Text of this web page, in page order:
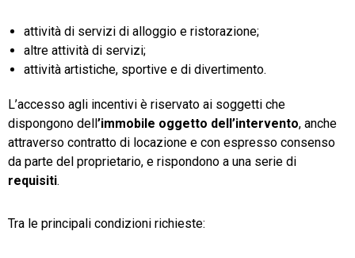
attività di servizi di alloggio e ristorazione;
altre attività di servizi;
attività artistiche, sportive e di divertimento.
L’accesso agli incentivi è riservato ai soggetti che
dispongono dell ’immobile oggetto dell’intervento, anche
attraverso contratto di locazione e con espresso consenso
da parte del proprietario, e rispondono a una serie di
requisiti.
Tra le principali condizioni richieste: